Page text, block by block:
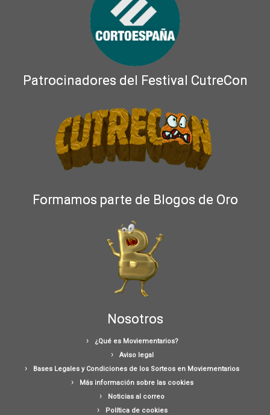
Patrocinadores del Festival CutreCon
Formamos parte de Blogos de Oro
Nosotros
¿Qué es Moviementarios?
Aviso legal
Bases Legales y Condiciones de los Sorteos en Moviementarios
Más información sobre las cookies
Noticias al correo
Política de cookies